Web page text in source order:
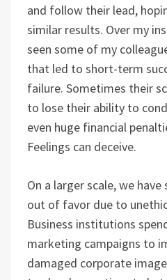
and follow their lead,
similar results. Over my
seen some of my
that led to short-term
failure. Sometimes their
to lose their ability to
even huge financial
Feelings can deceive.
On a larger scale, we
out of favor due to
Business institutions
marketing campaigns to
damaged corporate